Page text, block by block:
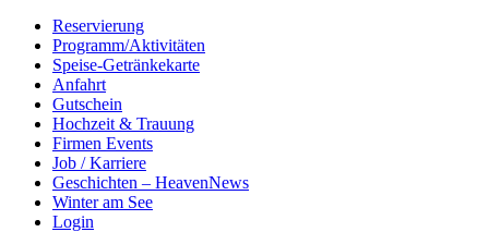
Reservierung
Programm/Aktivitäten
Speise-Getränkekarte
Anfahrt
Gutschein
Hochzeit & Trauung
Firmen Events
Job / Karriere
Geschichten – HeavenNews
Winter am See
Login